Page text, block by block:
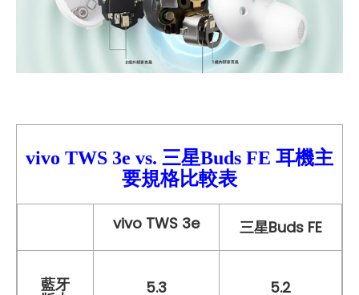
vivo TWS 3e vs. 三星Buds FE 耳機主
要規格比較表
vivo TWS 3e 三星Buds FE
藍牙 5.3 5.2